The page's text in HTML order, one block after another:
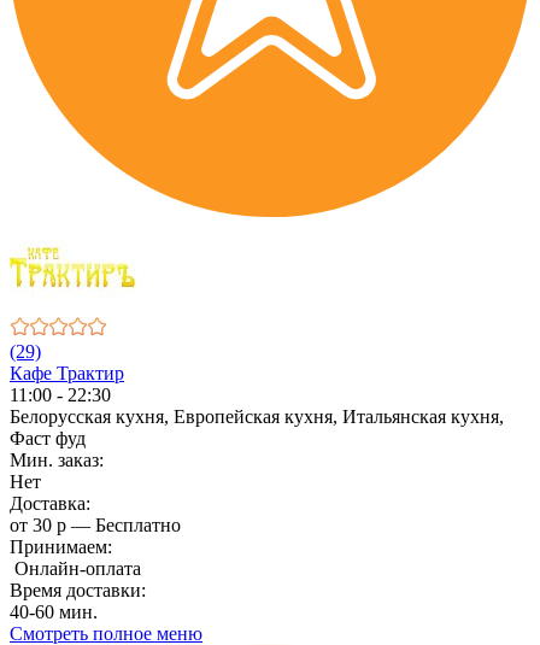
(29)
Кафе Трактир
11:00 - 22:30
Белорусская кухня, Европейская кухня, Итальянская кухня,
Фаст фуд
Мин. заказ:
Нет
Доставка:
от 30 р — Бесплатно
Принимаем:
Онлайн-оплата
Время доставки:
40-60 мин.
Смотреть полное меню